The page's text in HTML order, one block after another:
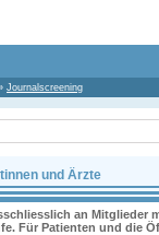
Journalscreening
und Ärzte
an Mitglieder
Für Patienten und die